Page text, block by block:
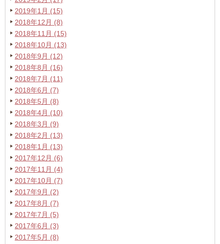
2019年1月 (15)
2018年12月 (8)
2018年11月 (15)
2018年10月 (13)
2018年9月 (12)
2018年8月 (16)
2018年7月 (11)
2018年6月 (7)
2018年5月 (8)
2018年4月 (10)
2018年3月 (9)
2018年2月 (13)
2018年1月 (13)
2017年12月 (6)
2017年11月 (4)
2017年10月 (7)
2017年9月 (2)
2017年8月 (7)
2017年7月 (5)
2017年6月 (3)
2017年5月 (8)